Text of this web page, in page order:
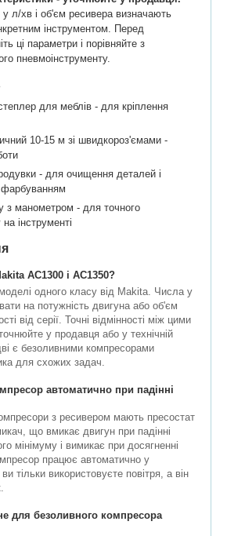
у л/хв і об'єм ресивера визначають
інструментом. Перед
ці параметри і порівняйте з
пневмоінструменту.
для меблів - для кріплення
10-15 м зі швидкороз'ємами -
- для очищення деталей і
фарбуванням
з манометром - для точного
інструменті
AC1300 і AC1350?
одного класу від Makita. Числа у
на потужність двигуна або об'єм
від серії. Точні відмінності між цими
у продавця або у технічній
є безоливними компресорами
для схожих задач.
автоматично при падінні
з ресивером мають пресостат
що вмикає двигун при падінні
мінімуму і вимикає при досягненні
працює автоматично у
тільки використовуєте повітря, а він
для безоливного компресора